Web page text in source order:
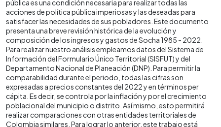
pública es una condición necesaria para realizar todas las
acciones de política pública imperiosas y las deseadas para
satisfacer las necesidades de sus pobladores. Este documento
presenta una breve revisión histórica de la evolución y
composición de los ingresos y gastos de Socha 1985 - 2022.
Para realizar nuestro análisis empleamos datos del Sistema de
Información del Formulario Único Territorial (SISFUT) y del
Departamento Nacional de Planeación (DNP). Para permitir la
comparabilidad durante el periodo, todas las cifras son
expresadas a precios constantes del 2022 y en términos per
cápita. Es decir, se controla por la inflación y por el crecimiento
poblacional del municipio o distrito. Así mismo, esto permitirá
realizar comparaciones con otras entidades territoriales de
Colombia similares. Para lograr lo anterior, este trabajo está